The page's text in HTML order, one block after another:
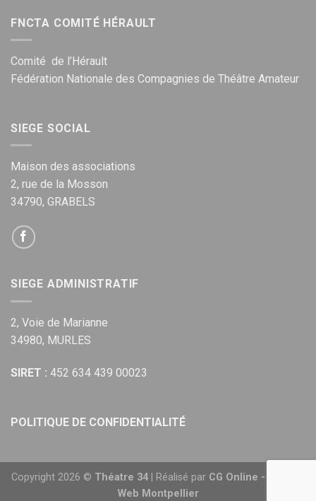
FNCTA COMITÉ HÉRAULT
Comité de l’Hérault
Fédération Nationale des Compagnies de Théâtre Amateur
SIEGE SOCIAL
Maison des associations
2, rue de la Mosson
34790, GRABELS
SIEGE ADMINISTRATIF
2, Voie de Marianne
34980, MURLES
SIRET : 452 634 439 00023
POLITIQUE DE CONFIDENTIALITÉ
Copyright 2026 © Théatre 34| Réalisé par CG Online - Agence
Web Montpellier